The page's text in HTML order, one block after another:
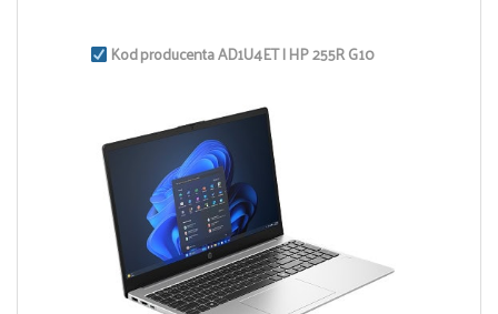
Kod producenta AD1U4ET | HP 255R G10